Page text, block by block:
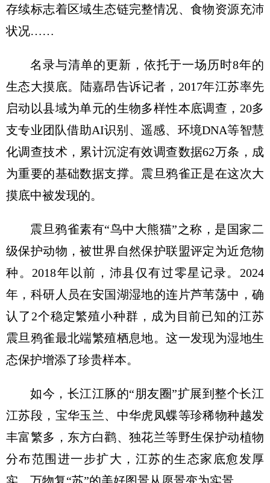
存续标志着区域生态链完整情况、食物资源充沛
状况……
名录与清单的更新，依托于一场历时8年的
生态大摸底。陆嘉昂告诉记者，2017年江苏率先
启动以县域为单元的生物多样性本底调查，20多
支专业团队借助AI识别、遥感、环境DNA等智慧
化调查技术，累计沉淀有效调查数据62万条，成
为重要的基础数据支撑。震旦鸦雀正是在这次大
摸底中被发现的。
震旦鸦雀素有“鸟中大熊猫”之称，是国家二
级保护动物，被世界自然保护联盟评定为近危物
种。2018年以前，沛县仅有过零星记录。2024
年，科研人员在安国湖湿地的连片芦苇荡中，确
认了2个稳定繁殖小种群，成为目前已知的江苏
震旦鸦雀最北端繁殖栖息地。这一发现为湿地生
态保护增添了珍贵样本。
如今，长江江豚的“朋友圈”扩展到整个长江
江苏段，宝华玉兰、中华虎凤蝶等珍稀物种越发
丰富繁多，东方白鹳、独花兰等野生保护动植物
分布范围进一步扩大，江苏的生态家底愈发厚